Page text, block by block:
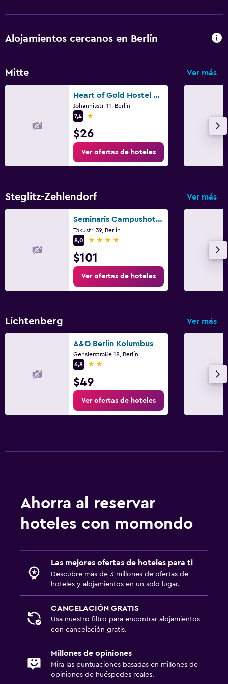
Armario o clóset
Salud y seguridad
Limpieza diaria
Ideal para familias
Cuidado de niños o guardería
Periquera
Fax/fotocopiadora
La comida se puede entregar en el alojamiento
Alojamientos cercanos en Berlín
Mitte Ver más
Heart of Gold Hostel & Capsules Berlin
Johannisstr. 11, Berlín
7,4
1 estrella
$26
Ver ofertas de hoteles
Steglitz-Zehlendorf Ver más
Seminaris Campushotel Berlin
Takustr. 39, Berlín
8,0
4 estrellas
$101
Ver ofertas de hoteles
Lichtenberg Ver más
A&O Berlin Kolumbus
Genslerstraße 18, Berlín
6,8
2 estrellas
$49
Ver ofertas de hoteles
Ahorra al reservar
hoteles con momondo
Las mejores ofertas de hoteles para ti
Descubre más de 3 millones de ofertas de
hoteles y alojamientos en un solo lugar.
CANCELACIÓN GRATIS
Usa nuestro filtro para encontrar alojamientos
con cancelación gratis.
Millones de opiniones
Mira las puntuaciones basadas en millones de
opiniones de huéspedes reales.